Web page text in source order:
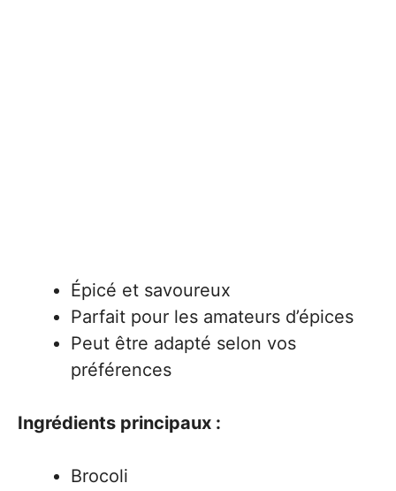
Épicé et savoureux
Parfait pour les amateurs d’épices
Peut être adapté selon vos
préférences
Ingrédients principaux :
Brocoli